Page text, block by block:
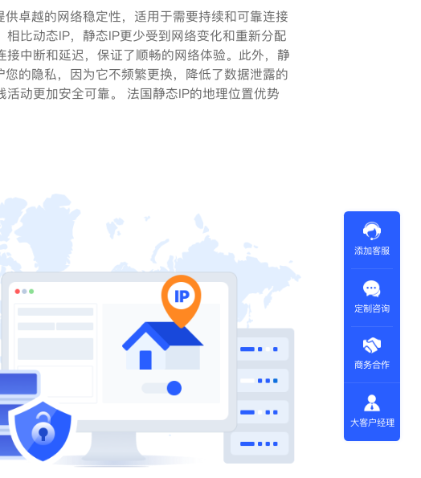
供卓越的网络稳定性，适用于需要持续和可靠连接
相比动态IP，静态IP更少受到网络变化和重新分配
接中断和延迟，保证了顺畅的网络体验。此外，静
您的隐私，因为它不频繁更换，降低了数据泄露的
活动更加安全可靠。 法国静态IP的地理位置优势
添加客服
定制咨询
商务合作
大客户经理